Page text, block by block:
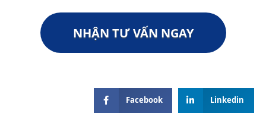
NHẬN TƯ VẤN NGAY
Facebook Linkedin